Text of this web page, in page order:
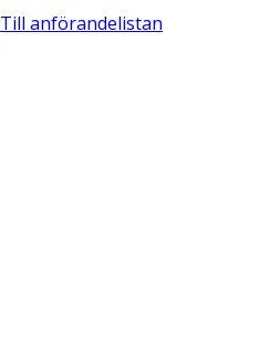
Till anförandelistan